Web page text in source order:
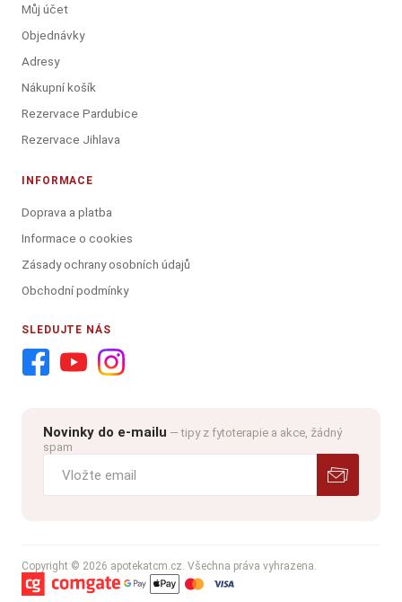
Můj účet
Objednávky
Adresy
Nákupní košík
Rezervace Pardubice
Rezervace Jihlava
INFORMACE
Doprava a platba
Informace o cookies
Zásady ochrany osobních údajů
Obchodní podmínky
SLEDUJTE NÁS
Novinky do e-mailu — tipy z fytoterapie a akce, žádný
spam
Copyright © 2026 apotekatcm.cz. Všechna práva vyhrazena.